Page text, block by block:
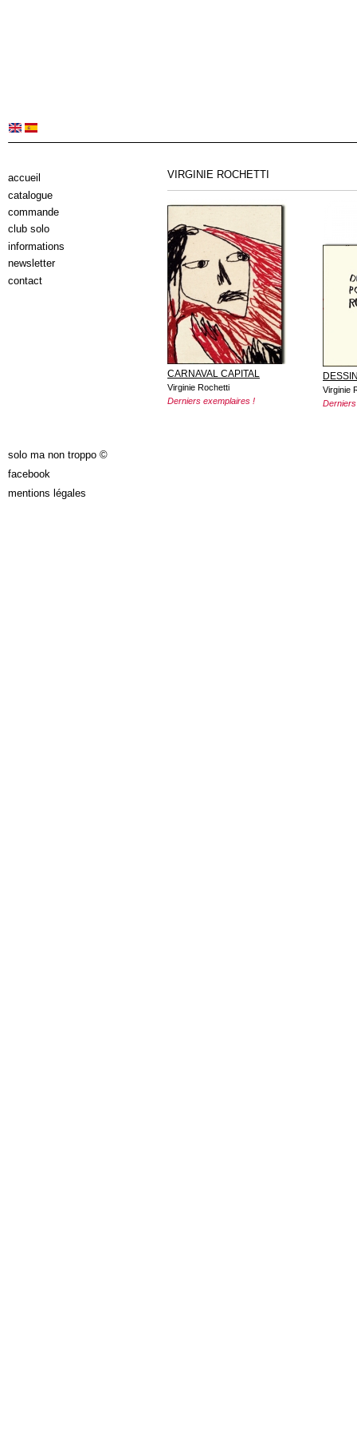
VIRGINIE ROCHETTI
CARNAVAL CAPITAL
Virginie Rochetti
Derniers exemplaires !
Virginie
accueil
catalogue
commande
club solo
informations
newsletter
contact
solo ma non troppo ©
facebook
mentions légales